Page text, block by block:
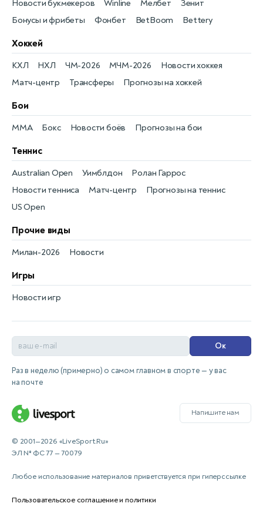
Бонусы и фрибеты
Новости букмекеров
Фонбет
Winline
BetBoom
Мелбет
Bettery
Зенит
Хоккей
Новости хоккея
КХЛ
Матч-центр
НХЛ
Трансферы
ЧМ-2026
Прогнозы на хоккей
МЧМ-2026
Бои
Новости боёв
MMA Прогнозы на бои
Бокс
Теннис
Новости тенниса
Australian Open
Матч-центр
Уимблдон
Прогнозы на теннис
Ролан Гаррос
US Open
Прочие виды
Новости
Милан-2026
Игры
Новости игр
Ок
Раз в неделю (примерно) о самом главном в спорте — у вас
на почте
Напишите нам
© 2001—2026 «LiveSport.Ru»
ЭЛ № ФС 77 — 70079
Любое использование материалов приветствуется при гиперссылке
Пользовательское соглашение и политики